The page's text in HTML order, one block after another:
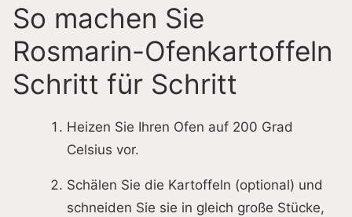
So machen Sie
Rosmarin-Ofenkartoffeln
Schritt für Schritt
Heizen Sie Ihren Ofen auf 200 Grad
Celsius vor.
Schälen Sie die Kartoffeln (optional) und
schneiden Sie sie in gleich große Stücke,